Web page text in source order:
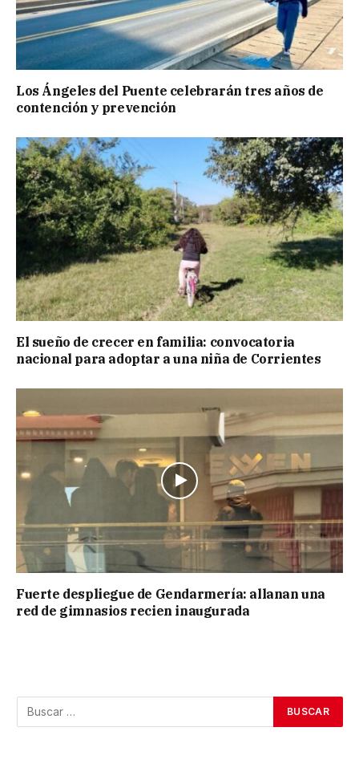
Los Ángeles del Puente celebrarán tres años de
contención y prevención
El sueño de crecer en familia: convocatoria
nacional para adoptar a una niña de Corrientes
Fuerte despliegue de Gendarmería: allanan una
red de gimnasios recien inaugurada